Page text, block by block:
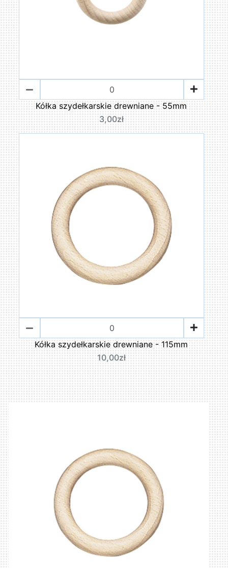
Kółka szydełkarskie drewniane - 55mm
3,00zł
Kółka szydełkarskie drewniane - 115mm
10,00zł